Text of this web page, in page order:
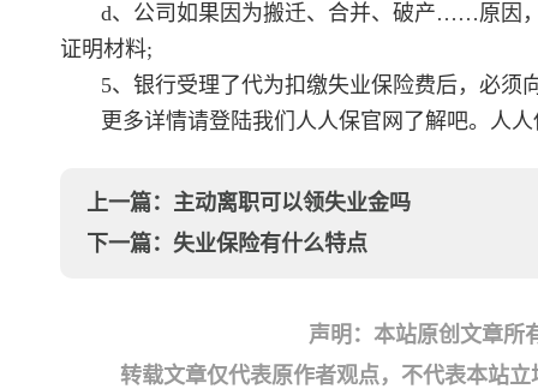
d、公司如果因为搬迁、合并、破产……原因
证明材料;
5、银行受理了代为扣缴失业保险费后，必须
更多详情请登陆我们人人保官网了解吧。人
上一篇： 主动离职可以领失业金吗
下一篇： 失业保险有什么特点
声明：本站原创文章所
转载文章仅代表原作者观点，不代表本站